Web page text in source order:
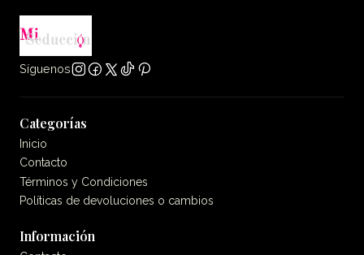
Síguenos
Categorías
Inicio
Contacto
Términos y Condiciones
Políticas de devoluciones o cambios
Información